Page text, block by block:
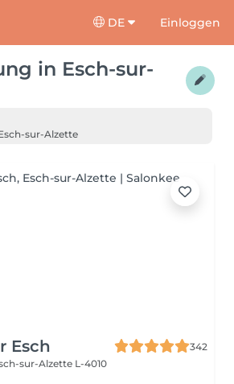
DE Einloggen
in Esch-sur-
sur-Alzette
Esch
342
sur-Alzette L-4010